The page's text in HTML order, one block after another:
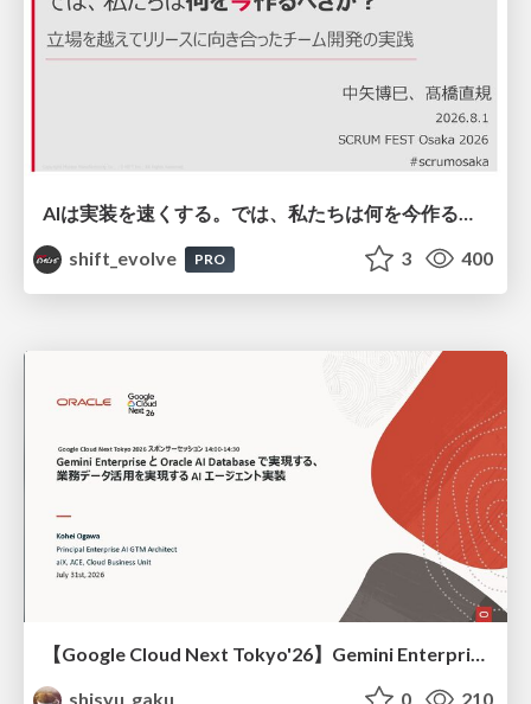
AIは実装を速くする。では、私たちは何を今作るべきか？－立場を越えてリリースに向き合ったチーム開発の実践 / 20260801 Hiromi Nakaya and Naoki Takahashi
shift_evolve
PRO 3 400
【Google Cloud Next Tokyo'26】Gemini Enterprise と Oracle AI Database で実現する、 業務データ活用を実現する AI エージェント実装
shisyu_gaku
0 210